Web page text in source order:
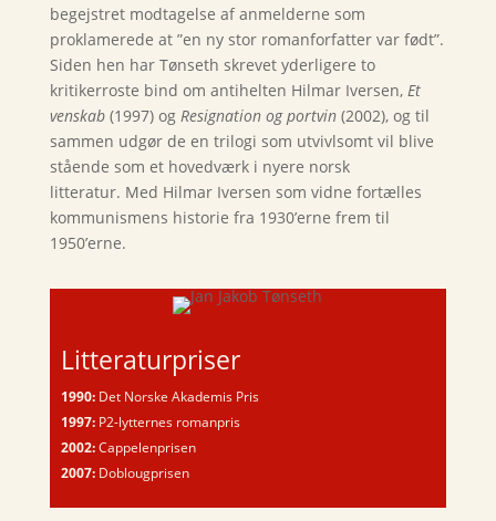
begejstret modtagelse af anmelderne som
proklamerede at ”en ny stor romanforfatter var født”.
Siden hen har Tønseth skrevet yderligere to
kritikerroste bind om antihelten Hilmar Iversen, Et
venskab (1997) og Resignation og portvin (2002), og til
sammen udgør de en trilogi som utvivlsomt vil blive
stående som et hovedværk i nyere norsk
litteratur. Med Hilmar Iversen som vidne fortælles
kommunismens historie fra 1930’erne frem til
1950’erne.
Litteraturpriser
1990:Det Norske Akademis Pris
1997:P2-lytternes romanpris
2002:Cappelenprisen
2007:Doblougprisen